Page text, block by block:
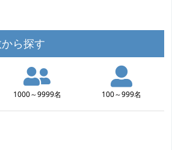
ら探す
1000～9999名 100～999名